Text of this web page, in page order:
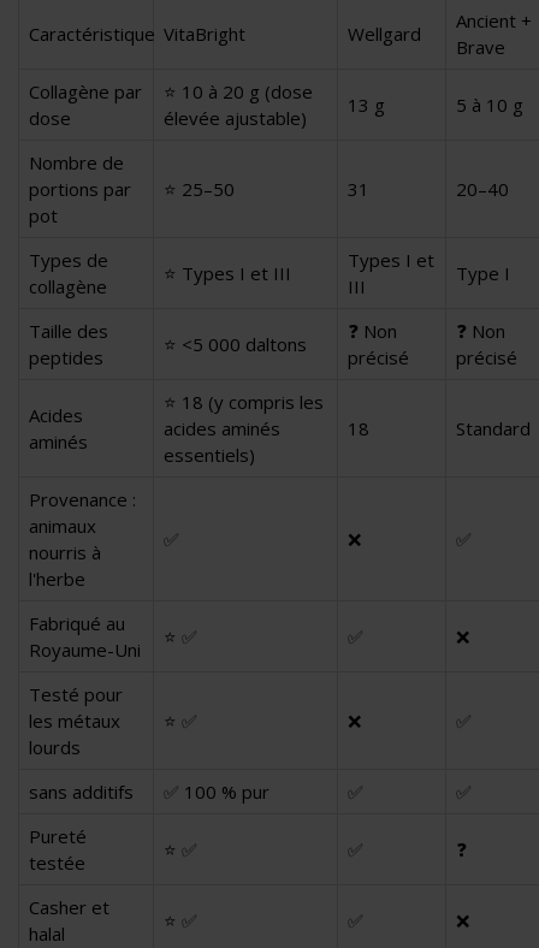
Caractéristique VitaBright Wellgard
Ancient +
Brave
Collagène par
dose
⭐ 10 à 20 g (dose
élevée ajustable)
13 g 5 à 10 g
Nombre de
portions par
pot
⭐ 25–50 31 20–40
Types de
collagène
⭐ Types I et III
Types I et
III
Type I
Taille des
peptides
⭐ <5 000 daltons
❓ Non
précisé
❓ Non
précisé
Acides
aminés
⭐ 18 (y compris les
acides aminés
essentiels)
18 Standard
Provenance :
animaux
nourris à
l'herbe
✅ ❌ ✅
Fabriqué au
Royaume-Uni
⭐ ✅ ✅ ❌
Testé pour
les métaux
lourds
⭐ ✅ ❌ ✅
sans additifs ✅ 100 % pur ✅
✅
Pureté
testée
⭐ ✅ ✅ ❓
Casher et
halal
⭐ ✅ ✅ ❌